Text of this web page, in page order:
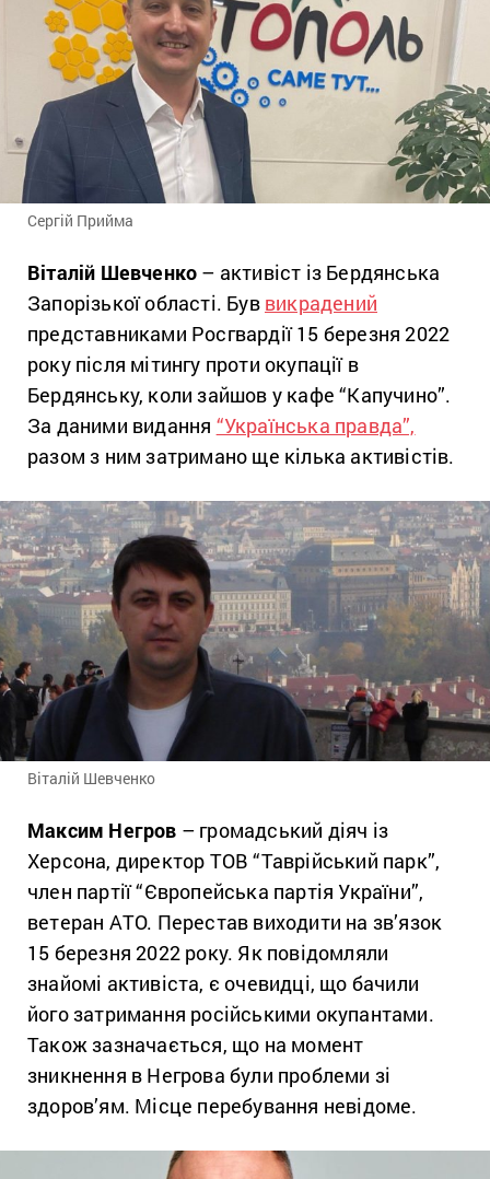
Сергій Прийма
Віталій Шевченко – активіст із Бердянська
Запорізької області. Був викрадений
представниками Росгвардії 15 березня 2022
року після мітингу проти окупації в
Бердянську, коли зайшов у кафе “Капучино”.
За даними видання “Українська правда”,
разом з ним затримано ще кілька активістів.
Віталій Шевченко
Максим Негров – громадський діяч із
Херсона, директор ТОВ “Таврійський парк”,
член партії “Європейська партія України”,
ветеран АТО. Перестав виходити на зв’язок
15 березня 2022 року. Як повідомляли
знайомі активіста, є очевидці, що бачили
його затримання російськими окупантами.
Також зазначається, що на момент
зникнення в Негрова були проблеми зі
здоров’ям. Місце перебування невідоме.